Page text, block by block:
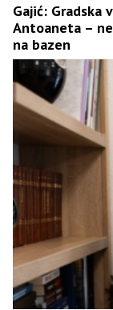
Gajić: Gradska
Antoaneta –
na bazen